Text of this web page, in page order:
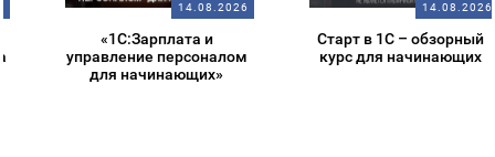
14.08.2026
«1С:Зарплата и
управление персоналом
для начинающих»
14.08.2026
Старт в 1С – обзорный
курс для начинающих